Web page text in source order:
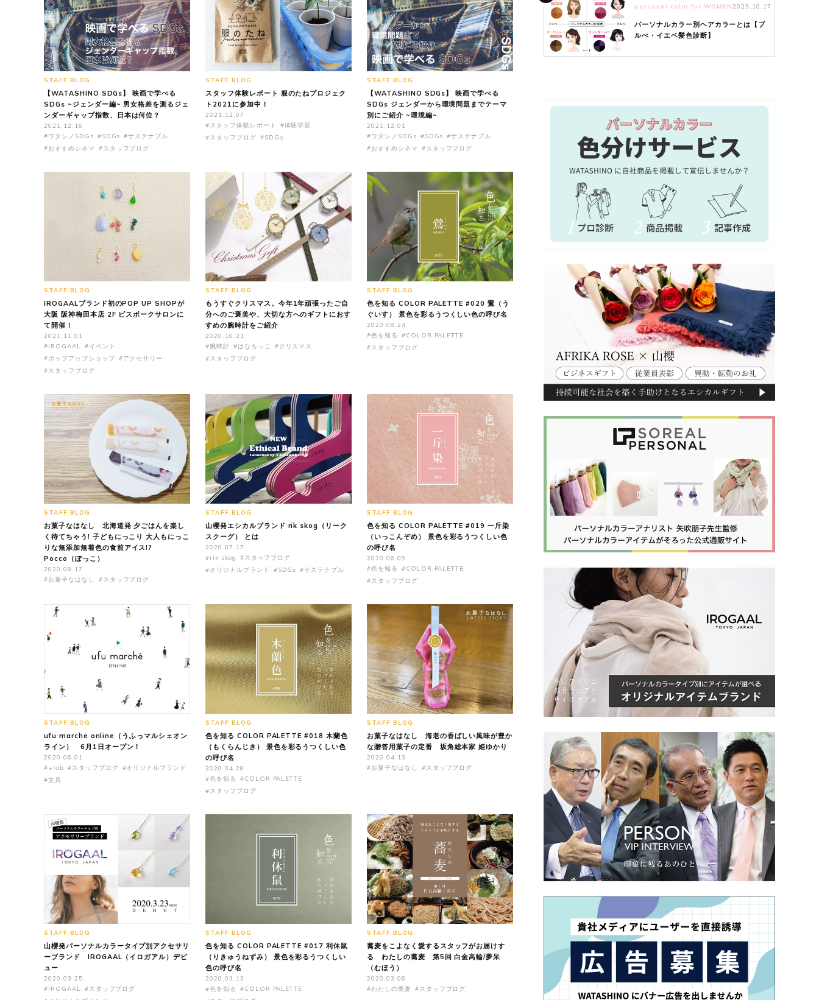
STAFF BLOG
【WATASHINO SDGs】 映画で学べる
SDGs ~ジェンダー編~ 男女格差を測るジェ
ンダーギャップ指数、日本は何位？
2021.12.16
#ワタシノSDGs #SDGs #サステナブル
#おすすめシネマ
#スタッフブログ
STAFF BLOG
スタッフ体験レポート 服のたねプロジェク
ト2021に参加中！
2021.12.07
#スタッフ体験レポート
#体験学習
#スタッフブログ #SDGs
STAFF BLOG
【WATASHINO SDGs】 映画で学べる
SDGs ジェンダーから環境問題までテーマ
別にご紹介 ~環境編~
2021.12.01
#ワタシノSDGs #SDGs #サステナブル
#おすすめシネマ
#スタッフブログ
STAFF BLOG
IROGAALブランド初のPOP UP SHOPが
大阪 阪神梅田本店 2F ビスポークサロンに
て開催！
2021.11.01
#IROGAAL #イベント
#ポップアップショップ #アクセサリー
#スタッフブログ
STAFF BLOG
もうすぐクリスマス。今年1年頑張ったご自
分へのご褒美や、大切な方へのギフトにおす
すめの腕時計をご紹介
2020.10.21
#腕時計 #はなもっこ
#クリスマス
#スタッフブログ
STAFF BLOG
色を知る COLOR PALETTE #020 鶯（う
ぐいす） 景色を彩るうつくしい色の呼び名
2020.08.24
#色を知る
#COLOR PALETTE
#スタッフブログ
STAFF BLOG
お菓子なはなし 北海道発 夕ごはんを楽し
く待てちゃう! 子どもにっこり 大人もにっこ
りな無添加無着色の食前アイス!?
Pocco（ぽっこ）
2020.08.17
#お菓子なはなし
#スタッフブログ
STAFF BLOG
山櫻発エシカルブランド rik skog（リーク
スクーグ） とは
2020.07.17
#rik skog
#スタッフブログ
#オリジナルブランド
#SDGs #サステナブル
STAFF BLOG
色を知る COLOR PALETTE #019 一斤染
（いっこんぞめ） 景色を彩るうつくしい色
の呼び名
2020.06.09
#色を知る
#COLOR PALETTE
#スタッフブログ
STAFF BLOG
ufu marche online（うふっマルシェオン
ライン） 6月1日オープン！
2020.06.01
#+lab #スタッフブログ #オリジナルブランド
#文具
STAFF BLOG
色を知る COLOR PALETTE #018 木蘭色
（もくらんじき） 景色を彩るうつくしい色
の呼び名
2020.04.28
#色を知る
#COLOR PALETTE
#スタッフブログ
STAFF BLOG
お菓子なはなし 海老の香ばしい風味が豊か
な贈答用菓子の定番 坂角総本家 姫ゆかり
2020.04.13
#お菓子なはなし
#スタッフブログ
STAFF BLOG
山櫻発パーソナルカラータイプ別アクセサリ
ーブランド IROGAAL（イロガアル）デビ
ュー
2020.03.25
#IROGAAL #スタッフブログ
STAFF BLOG
色を知る COLOR PALETTE #017 利休鼠
（りきゅうねずみ） 景色を彩るうつくしい
色の呼び名
2020.03.13
#色を知る
#COLOR PALETTE
STAFF BLOG
蕎麦をこよなく愛するスタッフがお届けす
る わたしの蕎麦 第5回 白金高輪/夢呆
（むほう）
2020.03.06
#わたしの蕎麦
#スタッフブログ
personal color for WOMEN2023.10.17
パーソナルカラー別ヘアカラーとは【ブ
ルべ・イエベ髪色診断】